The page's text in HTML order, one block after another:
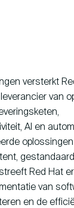
versterkt
van
AI en
Red Hat
van
en de